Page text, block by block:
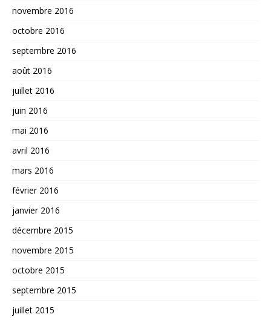
novembre 2016
octobre 2016
septembre 2016
août 2016
juillet 2016
juin 2016
mai 2016
avril 2016
mars 2016
février 2016
janvier 2016
décembre 2015
novembre 2015
octobre 2015
septembre 2015
juillet 2015